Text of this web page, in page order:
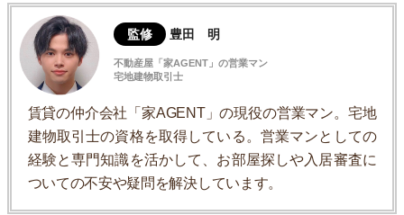
監修 豊田 明
不動産屋「家AGENT」の営業マン
宅地建物取引士
賃貸の仲介会社「家AGENT」の現役の営業マン。宅地
建物取引士の資格を取得している。営業マンとしての
経験と専門知識を活かして、お部屋探しや入居審査に
ついての不安や疑問を解決しています。